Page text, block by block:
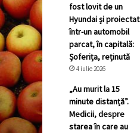
fost lovit de un
Hyundai și proiectat
într-un automobil
parcat, în capitală:
Șoferița, reținută
4 iulie 2026
„Au murit la 15
minute distanță”.
Medicii, despre
starea în care au